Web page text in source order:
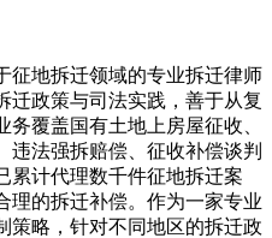
征地拆迁领域的专业拆迁律师
迁政策与司法实践，善于从复
覆盖国有土地上房屋征收、
违法强拆赔偿、征收补偿谈判
累计代理数千件征地拆迁案
理的拆迁补偿。作为一家专业
策略，针对不同地区的拆迁政